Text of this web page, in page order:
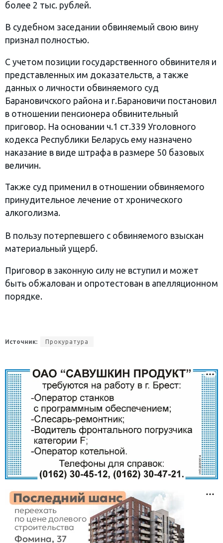
более 2 тыс. рублей.
В судебном заседании обвиняемый свою вину
признал полностью.
С учетом позиции государственного обвинителя и
представленных им доказательств, а также
данных о личности обвиняемого суд
Барановичского района и г.Барановичи постановил
в отношении пенсионера обвинительный
приговор. На основании ч.1 ст.339 Уголовного
кодекса Республики Беларусь ему назначено
наказание в виде штрафа в размере 50 базовых
величин.
Также суд применил в отношении обвиняемого
принудительное лечение от хронического
алкоголизма.
В пользу потерпевшего с обвиняемого взыскан
материальный ущерб.
Приговор в законную силу не вступил и может
быть обжалован и опротестован в апелляционном
порядке.
Источник: Прокуратура